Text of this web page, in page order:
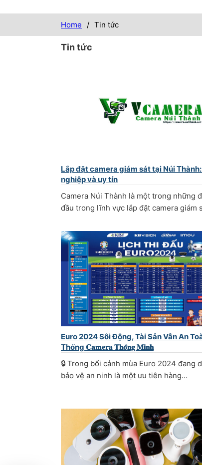
Home / Tin tức
Tin tức
Lắp đặt camera giám sát tại Núi
nghiệp và uy tín
Camera Núi Thành là một trong những
đầu trong lĩnh vực lắp đặt camera giám
Euro 2024 Sôi Động, Tài Sản Vẫn An
Thống 𝐂𝐚𝐦𝐞𝐫𝐚 𝐓𝐡𝐨̂𝐧𝐠 𝐌𝐢𝐧𝐡
🔒 Trong bối cảnh mùa Euro 2024 đang
bảo vệ an ninh là một ưu tiên hàng…